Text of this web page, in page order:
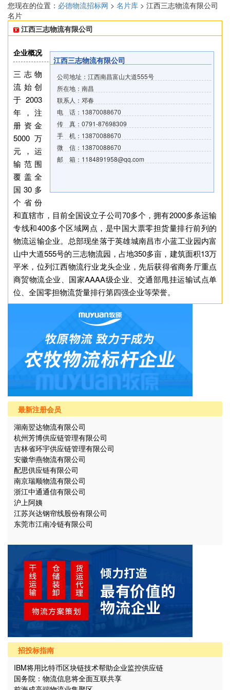
您现在的位置： 必德物流招标网 > 名片库 > 江西三志物流有限公司
名片
江西三志物流有限公司
江西三志物流有限公司
公司地址：江西南昌富山大道555号
所在地：南昌
联系人：邓春
电 话：13870088670
传 真：0791-87698309
手 机：13870088670
微 信：13870088670
邮 箱：1184891958@qq.com
企业概况
三志物
流始创
于2003
年，注
册资金
5000万
元，运
输范围
覆盖全
国30多
个省份
和直辖市，目前全国设立子公司70多个，拥有2000多条运输
专线和400多个区域网点，是中国大票零担货量排行前列的
物流运输企业。总部现坐落于英雄城南昌市小蓝工业园内富
山中大道555号的三志物流园，占地350多亩，建筑面积13万
平米，位列江西物流行业龙头企业，先后获得省商务厅重点
商贸物流企业、国家AAAA级企业、交通部甩挂运输试点单
位、全国零担物流货量排行第四强企业等荣誉。
最新注册会员
湖南翌达物流有限公司
杭州芳博供应链管理有限公司
吉林省环宇供应链管理有限公司
安徽华燕物流有限公司
配思供应链有限公司
南京瑞顺物流有限公司
浙江中通通信有限公司
沪上阿姨
江苏兴达钢帘线股份有限公司
东莞市江南冷链有限公司
招投标指南
IBM将用比特币区块链技术帮助企业监控供应链
国务院：物流信息将全面互联共享